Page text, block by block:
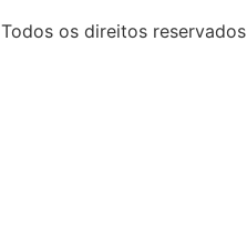
Todos os direitos reservados